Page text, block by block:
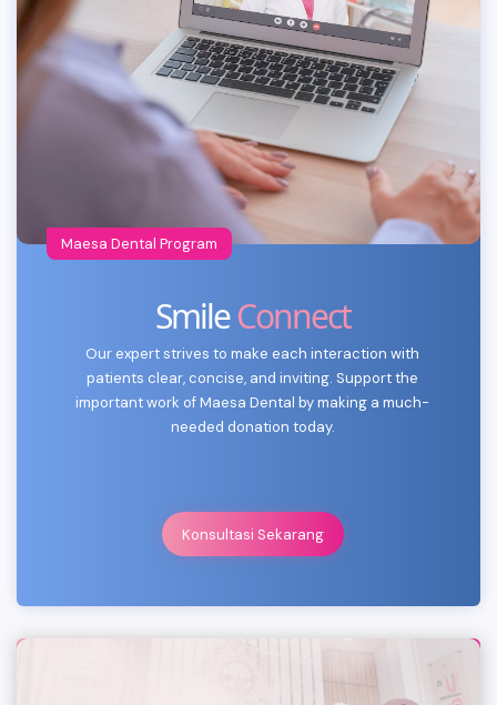
Maesa Dental Program
SmileConnect
Our expert strives to make each interaction with
patients clear, concise, and inviting. Support the
important work of Maesa Dental by making a much-
needed donation today.
Konsultasi Sekarang